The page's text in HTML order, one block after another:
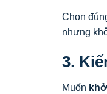
Chọn
nhưng
3.
Muốn